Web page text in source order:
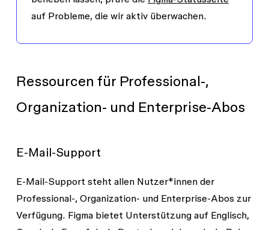
auf Probleme, die wir aktiv überwachen.
Ressourcen für Professional‑,
Organization‑ und Enterprise‑Abos
E-Mail-Support
E-Mail-Support steht allen Nutzer*innen der
Professional-, Organization- und Enterprise-Abos zur
Verfügung. Figma bietet Unterstützung auf Englisch,